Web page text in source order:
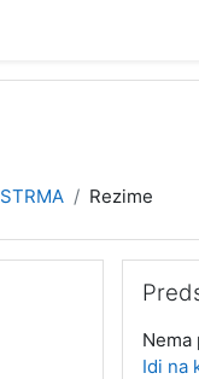
STRMA Rezime
Nema
Idi na